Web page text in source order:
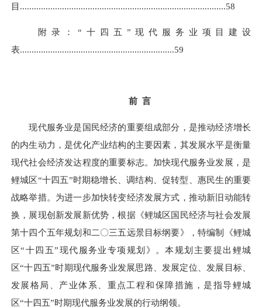
目 ........................................................................................58
附录：“十四五”现代服务业项目建设
表..................................................................59
前 言
现代服务业是国民经济的重要组成部分，是推动经济增长
的内生动力，是优化产业结构的主要因素，其发展水平是衡量
现代社会经济发达程度的重要标志。加快现代服务业发展，是
鲤城区“十四五”时期稳增长、调结构、促转型、惠民生的重要
战略举措。为进一步加快转变经济发展方式，推动新旧动能转
换，展现创新发展新优势，根据《鲤城区国民经济与社会发展
第十四个五年规划和二〇三五远景目标纲要》，特编制《鲤城
区“十四五”现代服务业专项规划》。本规划主要提出鲤城
区“十四五”时期现代服务业发展思路、发展定位、发展目标、
发展格局、产业体系、重点工程和保障措施，是指导鲤城
区“十四五”时期现代服务业发展的行动纲领。